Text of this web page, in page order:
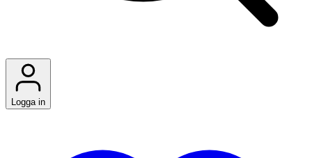
Logga in